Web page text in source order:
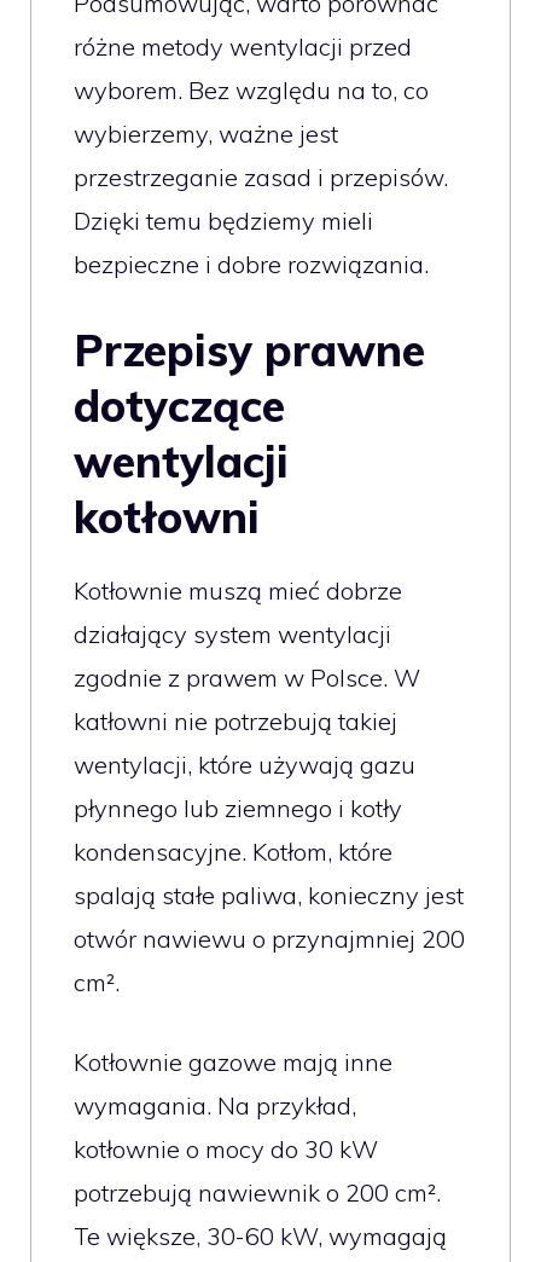
różne metody wentylacji przed
wyborem. Bez względu na to, co
wybierzemy, ważne jest
przestrzeganie zasad i przepisów.
Dzięki temu będziemy mieli
bezpieczne i dobre rozwiązania.
Przepisy prawne
dotyczące
wentylacji
kotłowni
Kotłownie muszą mieć dobrze
działający system wentylacji
zgodnie z prawem w Polsce. W
katłowni nie potrzebują takiej
wentylacji, które używają gazu
płynnego lub ziemnego i kotły
kondensacyjne. Kotłom, które
spalają stałe paliwa, konieczny jest
otwór nawiewu o przynajmniej 200
cm².
Kotłownie gazowe mają inne
wymagania. Na przykład,
kotłownie o mocy do 30 kW
potrzebują nawiewnik o 200 cm².
Te większe, 30-60 kW, wymagają